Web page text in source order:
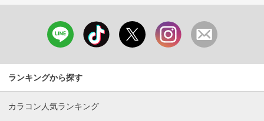
ランキングから探す
カラコン人気ランキング